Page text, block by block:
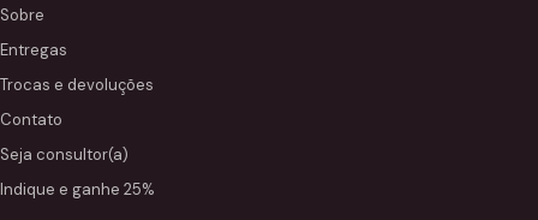
Sobre
Entregas
Trocas e devoluções
Contato
Seja consultor(a)
Indique e ganhe 25%